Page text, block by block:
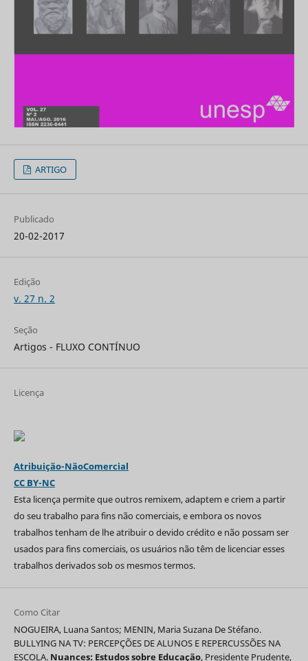
ARTIGO
Publicado
20-02-2017
Edição
v. 27 n. 2
Seção
Artigos - FLUXO CONTÍNUO
Licença
Atribuição-NãoComercial
CC BY-NC
Esta licença permite que outros remixem, adaptem e criem a partir
do seu trabalho para fins não comerciais, e embora os novos
trabalhos tenham de lhe atribuir o devido crédito e não possam ser
usados para fins comerciais, os usuários não têm de licenciar esses
trabalhos derivados sob os mesmos termos.
Como Citar
NOGUEIRA, Luana Santos; MENIN, Maria Suzana De Stéfano.
BULLYING NA TV: PERCEPÇÕES DE ALUNOS E REPERCUSSÕES NA
ESCOLA. Nuances: Estudos sobre Educação, Presidente Prudente,